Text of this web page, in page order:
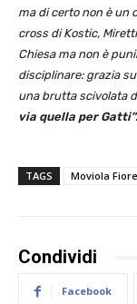
ma di certo non è un
cross di Kostic,
Chiesa ma non è
disciplinare: grazia
una brutta scivolata
via quella per
TAGS Moviola
Condividi
Facebook